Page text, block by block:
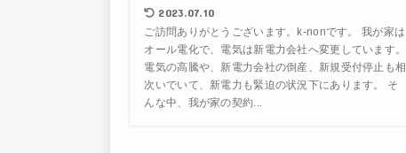
2023.07.10
ご訪問ありがとうございます。k-nonです。 我が家は
オール電化で、電気は新電力会社へ変更しています。
電気の高騰や、新電力会社の倒産、新規受付停止も相
次いでいて、新電力も緊迫の状況下にあります。 そ
んな中、我が家の契約...